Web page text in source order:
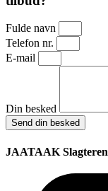
Fulde navn
Telefon nr.
E-mail
Din besked
Send din besked
JAATAAK Slagteren